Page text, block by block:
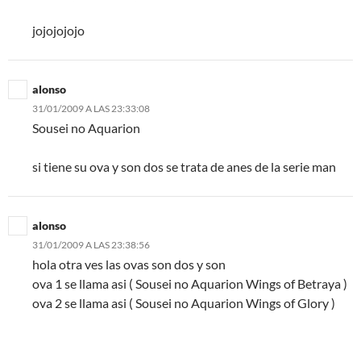
jojojojojo
alonso
31/01/2009 A LAS 23:33:08
Sousei no Aquarion
si tiene su ova y son dos se trata de anes de la serie man
alonso
31/01/2009 A LAS 23:38:56
hola otra ves las ovas son dos y son
ova 1 se llama asi ( Sousei no Aquarion Wings of Betraya )
ova 2 se llama asi ( Sousei no Aquarion Wings of Glory )